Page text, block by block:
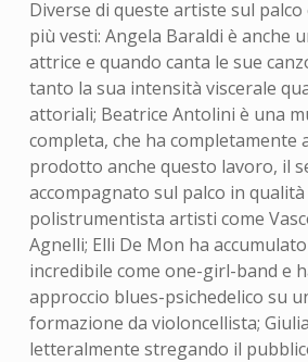
Diverse di queste artiste sul
più vesti: Angela Baraldi è anche
attrice e quando canta le sue
tanto la sua intensità viscerale
attoriali; Beatrice Antolini è una
completa, che ha completamente
prodotto anche questo lavoro, il
accompagnato sul palco in qualità
polistrumentista artisti come
Agnelli; Elli De Mon ha
incredibile come one-girl-band e
approccio blues-psichedelico su
formazione da violoncellista;
letteralmente stregando il